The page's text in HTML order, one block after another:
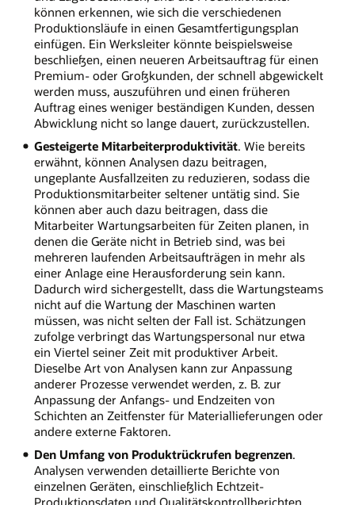
können erkennen, wie sich die verschiedenen
Produktionsläufe in einen Gesamtfertigungsplan
einfügen. Ein Werksleiter könnte beispielsweise
beschließen, einen neueren Arbeitsauftrag für einen
Premium- oder Großkunden, der schnell abgewickelt
werden muss, auszuführen und einen früheren
Auftrag eines weniger beständigen Kunden, dessen
Abwicklung nicht so lange dauert, zurückzustellen.
Gesteigerte Mitarbeiterproduktivität. Wie bereits
erwähnt, können Analysen dazu beitragen,
ungeplante Ausfallzeiten zu reduzieren, sodass die
Produktionsmitarbeiter seltener untätig sind. Sie
können aber auch dazu beitragen, dass die
Mitarbeiter Wartungsarbeiten für Zeiten planen, in
denen die Geräte nicht in Betrieb sind, was bei
mehreren laufenden Arbeitsaufträgen in mehr als
einer Anlage eine Herausforderung sein kann.
Dadurch wird sichergestellt, dass die Wartungsteams
nicht auf die Wartung der Maschinen warten
müssen, was nicht selten der Fall ist. Schätzungen
zufolge verbringt das Wartungspersonal nur etwa
ein Viertel seiner Zeit mit produktiver Arbeit.
Dieselbe Art von Analysen kann zur Anpassung
anderer Prozesse verwendet werden, z. B. zur
Anpassung der Anfangs- und Endzeiten von
Schichten an Zeitfenster für Materiallieferungen oder
andere externe Faktoren.
Den Umfang von Produktrückrufen begrenzen.
Analysen verwenden detaillierte Berichte von
einzelnen Geräten, einschließlich Echtzeit-